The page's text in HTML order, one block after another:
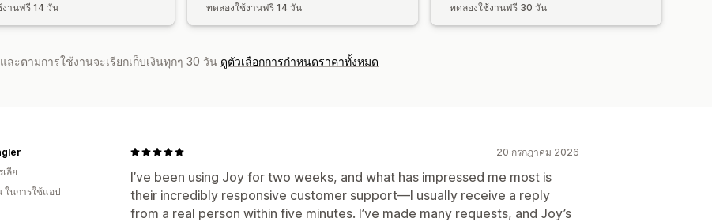
านฟรี 14 วัน ทดลองใช้งานฟรี 14 วัน ทดลองใช้งานฟรี 30 วัน
ะตามการใช้งานจะเรียกเก็บเงินทุกๆ 30 วัน ดูตัวเลือกการกำหนดราคาทั้งหมด
20 กรกฎาคม 2026
I’ve been using Joy for two weeks, and what has impressed me most is
their incredibly responsive customer support—I usually receive a reply
from a real person within five minutes. I’ve made many requests, and Joy’s
เลีย
ในการใช้แอป